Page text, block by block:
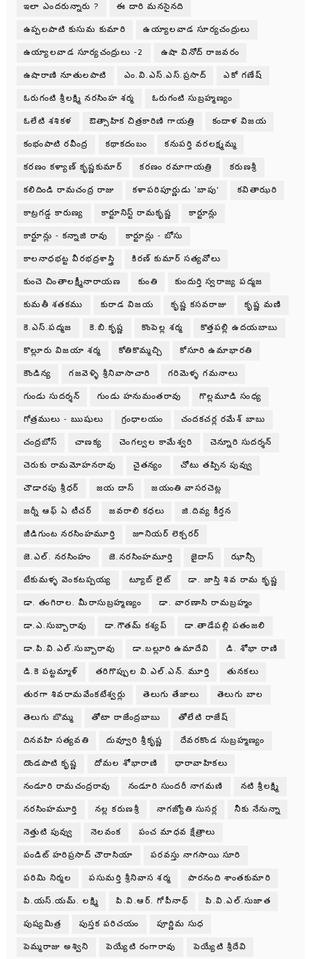
ఇలా ఎందరున్నారు ? ఈ దారి మనసైనది
ఉప్పలపాటి కుసుమ కుమారి ఉయ్యాలవాడ సూర్యచంద్రులు
ఉయ్యాలవాడ సూర్యచంద్రులు -2 ఉషా వినోద్ రాజవరం
ఉషారాణి నూతులపాటి ఎం.వి.ఎస్.ఎస్.ప్రసాద్ ఎకో గణేష్
ఓరుగంటి శ్రీలక్ష్మి నరసింహ శర్మ ఓరుగంటి సుబ్రహ్మణ్యం
ఓలేటి శశికళ ఔత్సాహిక చిత్రకారిణి గాయత్రి కందాళ విజయ
కంభంపాటి రవీంద్ర కథాకదంబం కనుపర్తి వరలక్ష్మమ్మ
కరణం కళ్యాణ్ కృష్ణకుమార్ కరణం రమాగాయత్రి కరుణశ్రీ
కలిదిండి రామచంద్ర రాజు కళాపరిపూర్ణుడు ‘బాపు’ కవితాఝరి
కాట్రగడ్డ కారుణ్య కార్టూనిస్ట్ రామకృష్ణ కార్టూన్లు
కార్టూన్లు - కన్నాజి రావు కార్టూన్లు - బోసు
కాలనాధభట్ట వీరభద్రశాస్త్రి కిరణ్ కుమార్ సత్యవోలు
కుంచె చింతాలక్ష్మీనారాయణ కుంతి కుందుర్తి స్వరాజ్య పద్మజ
కుమతీ శతకము కురాడ విజయ కృష్ణ కసవరాజు కృష్ణ మణి
కె.ఎస్.పద్మజ కె.బి.కృష్ణ కొంపెల్ల శర్మ కొత్తపల్లి ఉదయబాబు
కొల్లూరు విజయా శర్మ కోతికొమ్మచ్చి కోసూరి ఉమాభారతి
కౌండిన్య గజవెళ్ళి శ్రీనివాసాచారి గరిమెళ్ళ గమనాలు
గుండు సుదర్శన్ గుండు హనుమంతరావు గొల్లమూడి సంధ్య
గోత్రములు - ఋషులు గ్రంధాలయం చందకచర్ల రమేశ్ బాబు
చంద్రబోస్ చాణక్య చెంగల్వల కామేశ్వరి చెన్నూరి సుదర్శన్
చెరుకు రామమోహనరావు చైతన్యం చోటు తప్పిన పువ్వు
చౌడారపు శ్రీధర్ జయ దాస్ జయంతి వాసరచెట్ల
జర్నీ ఆఫ్ ఏ టీచర్ జవరాలి కధలు జి.దివ్య కీర్తన
జీడిగుంట నరసింహమూర్తి జూనియర్ లెక్చరర్
జె.ఎల్. నరసింహం జె.నరసింహమూర్తి జైదాస్ ఝాన్సీ
టేకుమళ్ళ వెంకటప్పయ్య ట్యూబ్ లైట్ డా. జాస్తి శివ రామ కృష్ణ
డా. తంగిరాల. మీరాసుబ్రహ్మణ్యం డా. వారణాసి రామబ్రహ్మం
డా.ఎ.సుబ్బారావు డా.గౌతమ్ కశ్యప్ డా.తాడేపల్లి పతంజలి
డా.పి.వి.ఎల్.సుబ్బారావు డా.బల్లూరి ఉమాదేవి డి. శోభా రాణి
డి.కె పట్టమ్మాళ్ తరిగొప్పుల వి.ఎల్.ఎన్. మూర్తి తునకలు
తురగా శివరామవేంకటేశ్వర్లు తెలుగు తేజాలు తెలుగు బాల
తెలుగు బొమ్మ తోటా రాజేంద్రబాబు తోలేటి రాజేష్
దినవహి సత్యవతి దువ్వూరి శ్రీకృష్ణ దేవరకొండ సుబ్రహ్మణ్యం
దొండపాటి కృష్ణ దోమల శోభారాణి ధారావాహికలు
నండూరి రామచంద్రరావు నండూరి సుందరీ నాగమణి నటి శ్రీలక్ష్మి
నరసింహమూర్తి నల్ల కరుణశ్రీ నాగజ్యోతి సుసర్ల నీకు నేనున్నా
నెత్తుటి పువ్వు నెలవంక పంచ మాధవ క్షేత్రాలు
పండిట్ హరిప్రసాద్ చౌరాసియా పరవస్తు నాగసాయి సూరి
పరిమి నిర్మల పసుమర్తి శ్రీనివాస శర్మ పారనంది శాంతకుమారి
పి.యస్.యమ్. లక్ష్మి పి.వి.ఆర్. గోపీనాథ్ పి.వి.ఎల్.సుజాత
పుష్యమిత్ర పుస్తక పరిచయం పూర్ణిమ సుధ
పెమ్మరాజు అశ్విని పెయ్యేటి రంగారావు పెయ్యేటి శ్రీదేవి